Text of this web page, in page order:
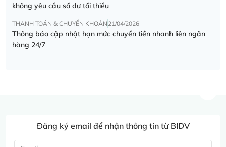
không yêu cầu số dư tối thiểu
THANH TOÁN & CHUYỂN KHOẢN 21/04/2026
Thông báo cập nhật hạn mức chuyển tiền nhanh liên ngân
hàng 24/7
Đăng ký email để nhận thông tin từ BIDV